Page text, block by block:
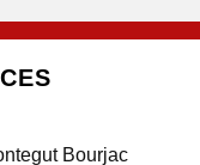
Bourjac